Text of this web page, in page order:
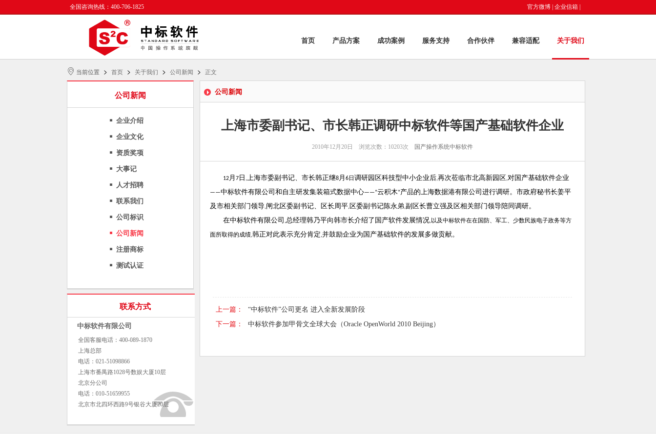
全国咨询热线：400-706-1825 官方微博 企业信箱
首页 产品方案 成功案例 服务支持 合作伙伴 兼容适配 关于我们
当前位置 > 首页 > 关于我们 > 公司新闻 > 正文
公司新闻
企业介绍
企业文化
资质奖项
大事记
人才招聘
联系我们
公司标识
公司新闻
注册商标
测试认证
联系方式
中标软件有限公司
全国客服电话：400-089-1870
上海总部
电话：021-51098866
上海市番禺路1028号数娱大厦10层
北京分公司
电话：010-51659955
北京市北四环西路9号银谷大厦20层
公司新闻
上海市委副书记、市长韩正调研中标软件等国产基础软件企业
2010年12月20日 浏览次数：10203次 国产操作系统中标软件
12月 7 日 ,上海市委副书记、市长韩正继8月 6日 调研园区科技型中小企业后,再次莅临市北高新园区 ,对国产基础软件企业
——中标软件有限公司和自主研发集装箱式数据中心——“云积木”产品的上海数据港有限公司进行调研。市政府秘书长姜平
及市相关部门领导,闸北区委副书记、区长周平, 区委副书记陈永弟,副区长曹立强及区相关部门领导陪同调研。
在中标软件有限公司 ,总经理韩乃平向韩市长介绍了国产软件发展情况, 以及中标软件在在国防、军工、少数民族电子政务等方
面所取得的成绩,韩正对此表示充分肯定,并鼓励企业为国产基础软件的发展多做贡献。
上一篇：
“中标软件”公司更名 进入全新发展阶段
下一篇：
中标软件参加甲骨文全球大会（Oracle OpenWorld 2010 Beijing）